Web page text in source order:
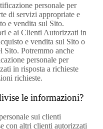
personale per
di servizi appropriate e
e vendita sul Sito.
e ai Clienti Autorizzati in
e vendita sul Sito o
Sito. Potremmo anche
personale per
in risposta a richieste
richieste.
le informazioni?
sui clienti
con altri clienti autorizzati